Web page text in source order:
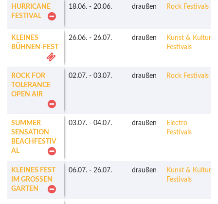
HURRICANE
FESTIVAL
18.06. - 20.06. draußen Rock Festivals
KLEINES
BÜHNEN-FEST
26.06. - 26.07. draußen
Kunst & Kultur
Festivals
ROCK FOR
TOLERANCE
OPEN AIR
02.07. - 03.07. draußen Rock Festivals
SUMMER
SENSATION
BEACHFESTIV
AL
03.07. - 04.07. draußen
Electro
Festivals
KLEINES FEST
IM GROSSEN G
ARTEN
06.07. - 26.07. draußen
Kunst & Kultur
Festivals